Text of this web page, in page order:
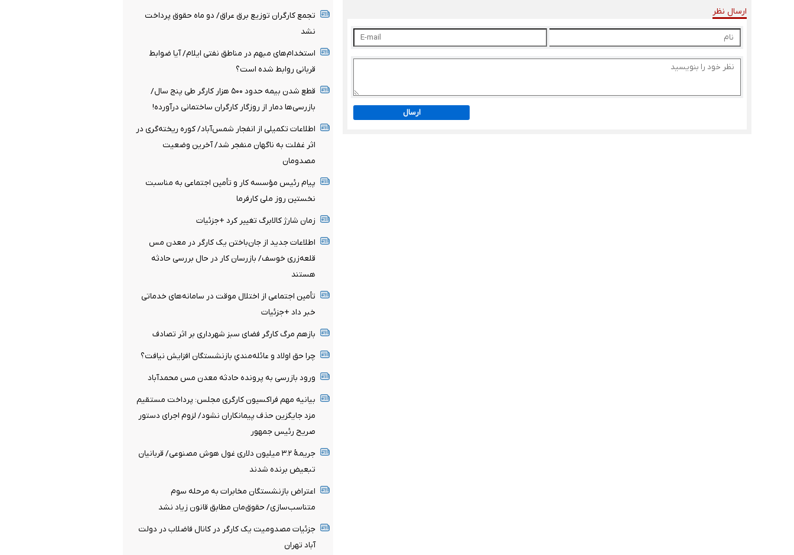
ارسال نظر
ارسال
تجمع کارگران توزیع برق عراق/ دو ماه حقوق پرداخت
نشد
استخدام‌های مبهم در مناطق نفتی ایلام/ آیا ضوابط
قربانی روابط شده است؟
قطع شدن بیمه حدود ۵۰۰ هزار کارگر طی پنج سال/
بازرسی‌ها دمار از روزگار کارگران ساختمانی درآورده!
اطلاعات تکمیلی از انفجار شمس‌آباد/ کوره ریخته‌گری در
اثر غفلت به ناگهان منفجر شد/ آخرین وضعیت
مصدومان
پیام رئیس مؤسسه کار و تأمین اجتماعی به مناسبت
نخستین روز ملی کارفرما
زمان شارژ کالابرگ تغییر کرد +جزئیات
اطلاعات جدید از جان‌باختن یک کارگر در معدن مس
قلعه‌زری خوسف/ بازرسان کار در حال بررسی حادثه
هستند
تأمین اجتماعی از اختلال موقت در سامانه‌های خدماتی
خبر داد +جزئیات
بازهم مرگ کارگر فضای سبز شهرداری بر اثر تصادف
چرا حق اولاد و عائله‌مندیِ بازنشستگان افزایش نیافت؟
ورود بازرسی به پرونده حادثه معدن مس محمدآباد
بیانیه مهم فراکسیون کارگری مجلس: پرداخت مستقیم
مزد جایگزین حذف پیمانکاران نشود/ لزوم اجرای دستور
صریح رئیس جمهور
جریمۀ ۳.۲ میلیون دلاری غول هوش مصنوعی/ قربانیان
تبعیض برنده شدند
اعتراض بازنشستگان مخابرات به مرحله سوم
متناسب‌سازی/ حقوق‌مان مطابق قانون زیاد نشد
جزئیات مصدومیت یک کارگر در کانال فاضلاب در دولت
آباد تهران